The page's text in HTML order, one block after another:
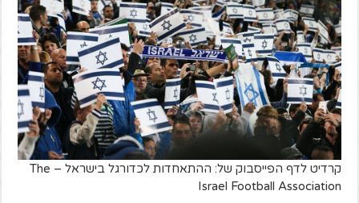
קרדיט לדף הפייסבוק של: ההתאחדות לכדורגל בישראל – The
Israel Football Association